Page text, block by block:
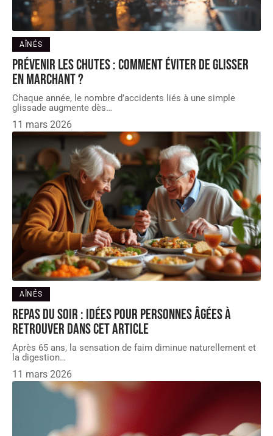
AÎNÉS
Prévenir les chutes : Comment éviter de glisser
en marchant ?
Chaque année, le nombre d’accidents liés à une simple
glissade augmente dès…
11 mars 2026
AÎNÉS
Repas du soir : idées pour personnes âgées à
retrouver dans cet article
Après 65 ans, la sensation de faim diminue naturellement et
la digestion…
11 mars 2026